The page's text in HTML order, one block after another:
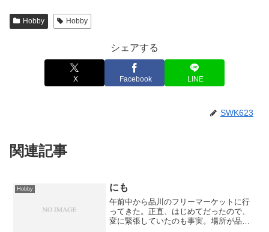
Hobby Hobby
シェアする
X Facebook LINE
SWK623
関連記事
Hobby にも
午前中から品川のフリーマーケットに行
ってきた。正直、はじめてだったので、
変に緊張していたのも事実。場所が品川